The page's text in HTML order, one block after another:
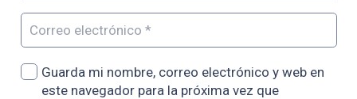
Guarda mi nombre, correo electrónico y web en
este navegador para la próxima vez que